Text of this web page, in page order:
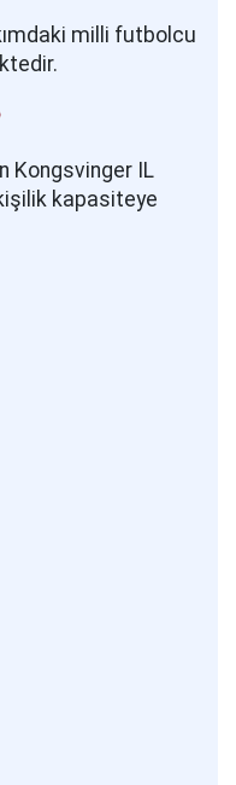
milli futbolcu
Kongsvinger IL
kapasiteye